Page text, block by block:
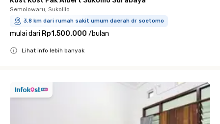
Semolowaru, Sukolilo
3.8 km dari rumah sakit umum daerah dr soetomo
mulai dari Rp1.500.000 /bulan
Lihat info lebih banyak